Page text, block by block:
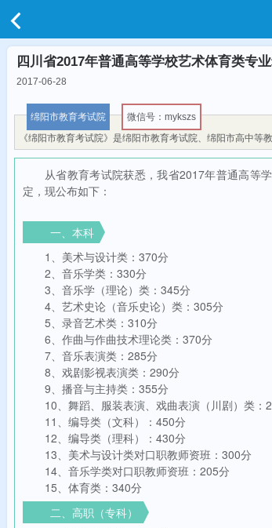
四川省2017年普通高等学校艺术体育类专
2017-06-28
绵阳市教育考试院
微信号：mykszs
《绵阳市教育考试院》是绵阳市教育考试院、绵阳市高中
从省教育考试院获悉，我省2017年普通高等
定，现公布如下：
一、本科
1、美术与设计类：370分
2、音乐学类：330分
3、音乐学（理论）类：345分
4、艺术史论（音乐史论）类：305分
5、录音艺术类：310分
6、作曲与作曲技术理论类：370分
7、音乐表演类：285分
8、戏剧影视表演类：290分
9、播音与主持类：355分
10、舞蹈、服装表演、戏曲表演（川剧）类：
11、编导类（文科）：450分
12、编导类（理科）：430分
13、美术与设计类对口职教师资班：300分
14、音乐学类对口职教师资班：205分
15、体育类：340分
二、高职（专科）